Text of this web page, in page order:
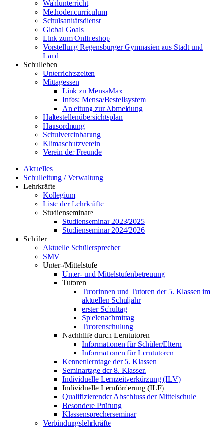
Wahlunterricht
Methodencurriculum
Schulsanitätsdienst
Global Goals
Link zum Onlineshop
Vorstellung Regensburger Gymnasien aus Stadt und
Land
Schulleben
Unterrichtszeiten
Mittagessen
Link zu MensaMax
Infos: Mensa/Bestellsystem
Anleitung zur Abmeldung
Haltestellenübersichtsplan
Hausordnung
Schulvereinbarung
Klimaschutzverein
Verein der Freunde
Aktuelles
Schulleitung / Verwaltung
Lehrkräfte
Kollegium
Liste der Lehrkräfte
Studienseminare
Studienseminar 2023/2025
Studienseminar 2024/2026
Schüler
Aktuelle Schülersprecher
SMV
Unter-/Mittelstufe
Unter- und Mittelstufenbetreuung
Tutoren
Tutorinnen und Tutoren der 5. Klassen im
aktuellen Schuljahr
erster Schultag
Spielenachmittag
Tutorenschulung
Nachhilfe durch Lerntutoren
Informationen für Schüler/Eltern
Informationen für Lerntutoren
Kennenlerntage der 5. Klassen
Seminartage der 8. Klassen
Individuelle Lernzeitverkürzung (ILV)
Individuelle Lernförderung (ILF)
Qualifizierender Abschluss der Mittelschule
Besondere Prüfung
Klassensprecherseminar
Verbindungslehrkräfte